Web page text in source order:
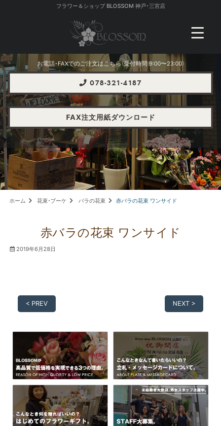
フラワー＆ショップ BLOSSOM 神戸・三宮店
お電話・FAXでのご注文はこちら（受付時間 9:00〜23:00）
078-321-4187
FAX注文用紙ダウンロード
ホーム 花束・ブーケ バラの花束 赤バラの花束 ワンサイド
赤バラの花束 ワンサイド
2019年6月28日
< PREV NEXT >